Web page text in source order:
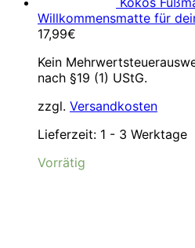
Willkommensmatte für
17,99€
Kein
nach §19 (1) UStG.
zzgl. Versandkosten
Lieferzeit: 1 - 3 Werktage
Vorrätig